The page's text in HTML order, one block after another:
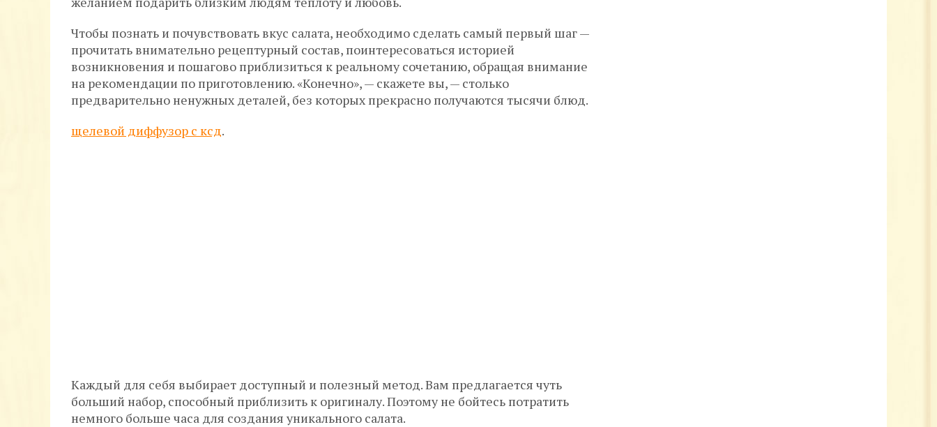
Чтобы познать и почувствовать вкус салата, необходимо сделать самый первый шаг —
прочитать внимательно рецептурный состав, поинтересоваться историей
возникновения и пошагово приблизиться к реальному сочетанию, обращая внимание
на рекомендации по приготовлению. «Конечно», — скажете вы, — столько
предварительно ненужных деталей, без которых прекрасно получаются тысячи блюд.
щелевой диффузор с ксд.
Каждый для себя выбирает доступный и полезный метод. Вам предлагается чуть
больший набор, способный приблизить к оригиналу. Поэтому не бойтесь потратить
немного больше часа для создания уникального салата.